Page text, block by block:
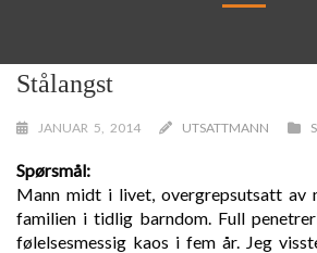
Stålangst
JANUAR 5, 2014 UTSATTMANN
Spørsmål:
Mann midt i livet, overgrepsutsatt av
familien i tidlig barndom. Full
følelsesmessig kaos i fem år. Jeg